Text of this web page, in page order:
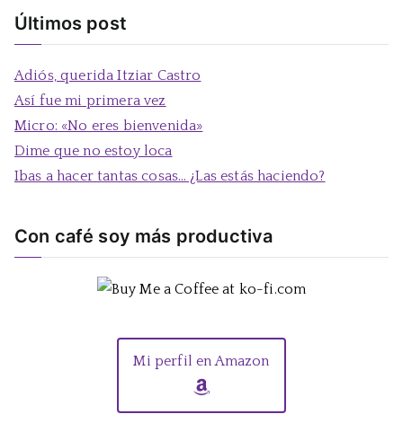
Últimos post
Adiós, querida Itziar Castro
Así fue mi primera vez
Micro: «No eres bienvenida»
Dime que no estoy loca
Ibas a hacer tantas cosas… ¿Las estás haciendo?
Con café soy más productiva
Mi perfil en Amazon